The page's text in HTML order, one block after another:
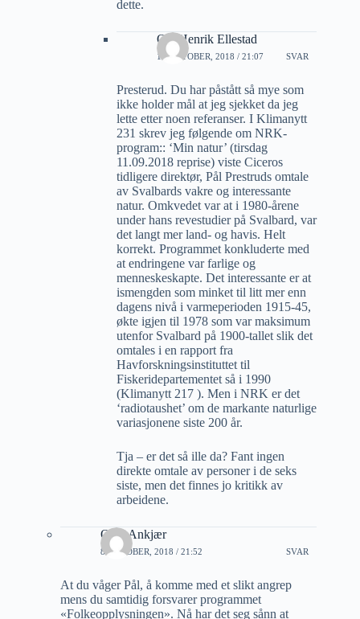
dette.
Ole Henrik Ellestad
11 OKTOBER, 2018 / 21:07 SVAR
Presterud. Du har påstått så mye som
ikke holder mål at jeg sjekket da jeg
lette etter noen referanser. I Klimanytt
231 skrev jeg følgende om NRK-
program:: ‘Min natur’ (tirsdag
11.09.2018 reprise) viste Ciceros
tidligere direktør, Pål Prestruds omtale
av Svalbards vakre og interessante
natur. Omkvedet var at i 1980-årene
under hans revestudier på Svalbard, var
det langt mer land- og havis. Helt
korrekt. Programmet konkluderte med
at endringene var farlige og
menneskeskapte. Det interessante er at
ismengden som minket til litt mer enn
dagens nivå i varmeperioden 1915-45,
økte igjen til 1978 som var maksimum
utenfor Svalbard på 1900-tallet slik det
omtales i en rapport fra
Havforskningsinstituttet til
Fiskeridepartementet så i 1990
(Klimanytt 217 ). Men i NRK er det
‘radiotaushet’ om de markante naturlige
variasjonene siste 200 år.
Tja – er det så ille da? Fant ingen
direkte omtale av personer i de seks
siste, men det finnes jo kritikk av
arbeidene.
Olav Ankjær
8 OKTOBER, 2018 / 21:52 SVAR
At du våger Pål, å komme med et slikt angrep
mens du samtidig forsvarer programmet
«Folkeopplysningen». Nå har det seg sånn at